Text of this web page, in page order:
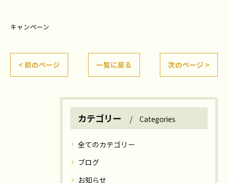
キャンペーン
< 前のページ 一覧に戻る 次のページ >
カテゴリー Categories
全てのカテゴリー
ブログ
お知らせ